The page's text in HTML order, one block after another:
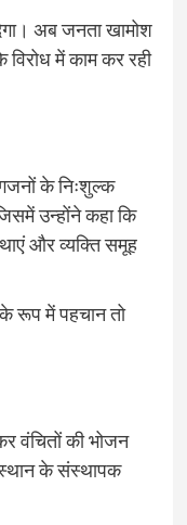
अब जनता खामोश
में काम कर रही
के निःशुल्क
उन्होंने कहा कि
और व्यक्ति समूह
रूप में पहचान तो
वंचितों की भोजन
के संस्थापक